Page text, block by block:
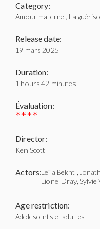
Category:
Amour maternel, La
Release date:
19 mars 2025
Duration:
1 hours 42 minutes
Évaluation:
****
Director:
Ken Scott
Actors:Leïla Bekhti,
Lionel Dray, Sylvie
Age restriction:
Adolescents et adultes